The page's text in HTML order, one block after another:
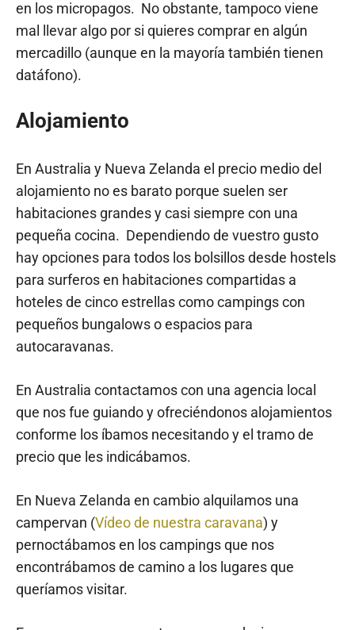
en los micropagos. No obstante, tampoco viene
mal llevar algo por si quieres comprar en algún
mercadillo (aunque en la mayoría también tienen
datáfono).
Alojamiento
En Australia y Nueva Zelanda el precio medio del
alojamiento no es barato porque suelen ser
habitaciones grandes y casi siempre con una
pequeña cocina. Dependiendo de vuestro gusto
hay opciones para todos los bolsillos desde hostels
para surferos en habitaciones compartidas a
hoteles de cinco estrellas como campings con
pequeños bungalows o espacios para
autocaravanas.
En Australia contactamos con una agencia local
que nos fue guiando y ofreciéndonos alojamientos
conforme los íbamos necesitando y el tramo de
precio que les indicábamos.
En Nueva Zelanda en cambio alquilamos una
campervan (Vídeo de nuestra caravana) y
pernoctábamos en los campings que nos
encontrábamos de camino a los lugares que
queríamos visitar.